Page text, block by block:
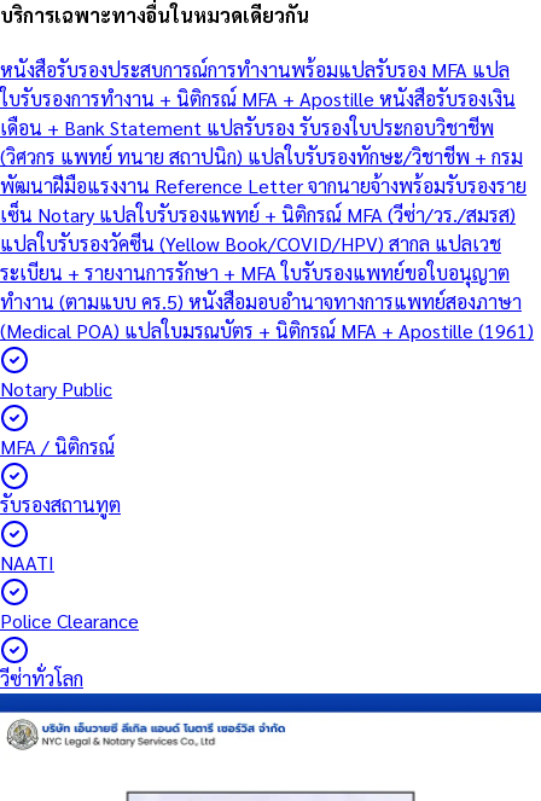
บริการเฉพาะทางอื่นในหมวดเดียวกัน
หนังสือรับรองประสบการณ์การทำงานพร้อมแปลรับรอง MFA แปล
ใบรับรองการทำงาน + นิติกรณ์ MFA + Apostille หนังสือรับรองเงิน
เดือน + Bank Statement แปลรับรอง รับรองใบประกอบวิชาชีพ
(วิศวกร แพทย์ ทนาย สถาปนิก) แปลใบรับรองทักษะ/วิชาชีพ + กรม
พัฒนาฝีมือแรงงาน Reference Letter จากนายจ้างพร้อมรับรองราย
เซ็น Notary แปลใบรับรองแพทย์ + นิติกรณ์ MFA (วีซ่า/วร./สมรส)
แปลใบรับรองวัคซีน (Yellow Book/COVID/HPV) สากล แปลเวช
ระเบียน + รายงานการรักษา + MFA ใบรับรองแพทย์ขอใบอนุญาต
ทำงาน (ตามแบบ คร.5) หนังสือมอบอำนาจทางการแพทย์สองภาษา
(Medical POA) แปลใบมรณบัตร + นิติกรณ์ MFA + Apostille (1961)
Notary Public
MFA / นิติกรณ์
รับรองสถานทูต
NAATI
Police Clearance
วีซ่าทั่วโลก